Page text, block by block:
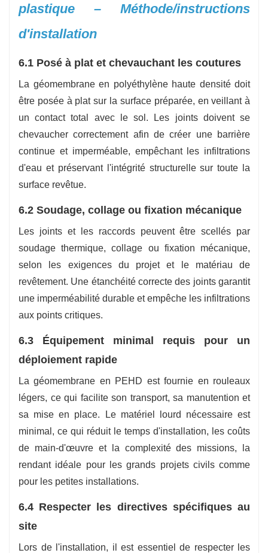
plastique – Méthode/instructions
d'installation
6.1 Posé à plat et chevauchant les coutures
La géomembrane en polyéthylène haute densité doit
être posée à plat sur la surface préparée, en veillant à
un contact total avec le sol. Les joints doivent se
chevaucher correctement afin de créer une barrière
continue et imperméable, empêchant les infiltrations
d'eau et préservant l'intégrité structurelle sur toute la
surface revêtue.
6.2 Soudage, collage ou fixation mécanique
Les joints et les raccords peuvent être scellés par
soudage thermique, collage ou fixation mécanique,
selon les exigences du projet et le matériau de
revêtement. Une étanchéité correcte des joints garantit
une imperméabilité durable et empêche les infiltrations
aux points critiques.
6.3 Équipement minimal requis pour un
déploiement rapide
La géomembrane en PEHD est fournie en rouleaux
légers, ce qui facilite son transport, sa manutention et
sa mise en place. Le matériel lourd nécessaire est
minimal, ce qui réduit le temps d'installation, les coûts
de main-d'œuvre et la complexité des missions, la
rendant idéale pour les grands projets civils comme
pour les petites installations.
6.4 Respecter les directives spécifiques au
site
Lors de l'installation, il est essentiel de respecter les